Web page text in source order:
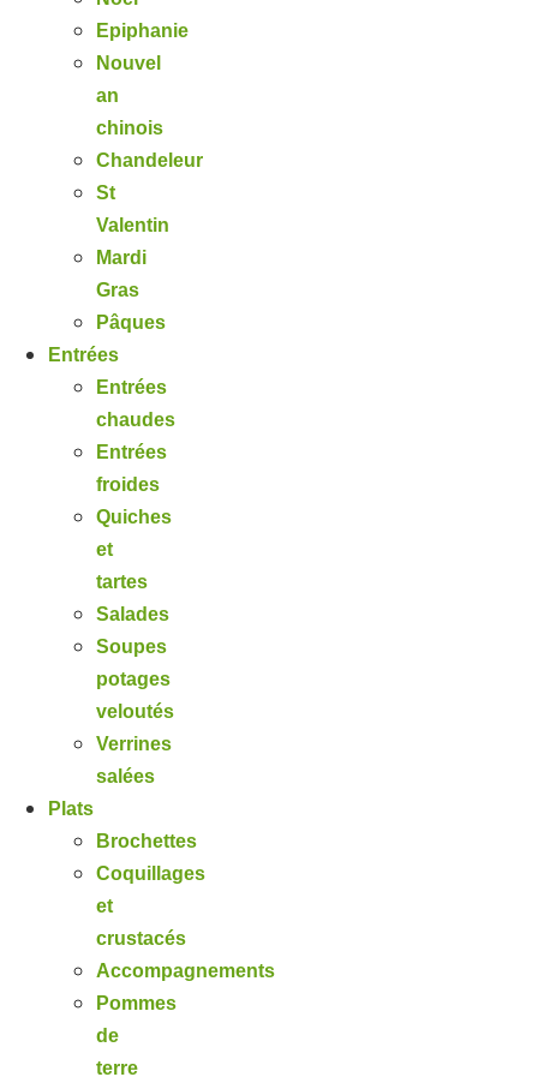
Epiphanie
Nouvel
an
chinois
Chandeleur
St
Valentin
Mardi
Gras
Pâques
Entrées
Entrées
chaudes
Entrées
froides
Quiches
et
tartes
Salades
Soupes
potages
veloutés
Verrines
salées
Plats
Brochettes
Coquillages
et
crustacés
Accompagnements
Pommes
de
terre